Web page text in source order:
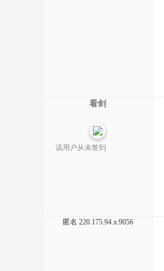
看剑
该用户从未签到
匿名 220.175.94.x:9056